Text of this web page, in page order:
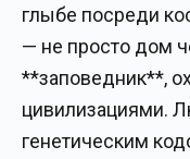
глыбе посреди
— не просто дом
**заповедник**,
цивилизациями.
генетическим